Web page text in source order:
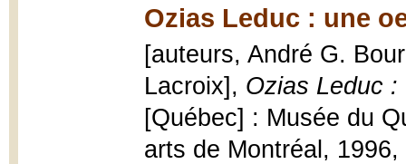
Ozias Leduc : une
[auteurs, André G.
Lacroix], Ozias Leduc :
[Québec] : Musée du
arts de Montréal,